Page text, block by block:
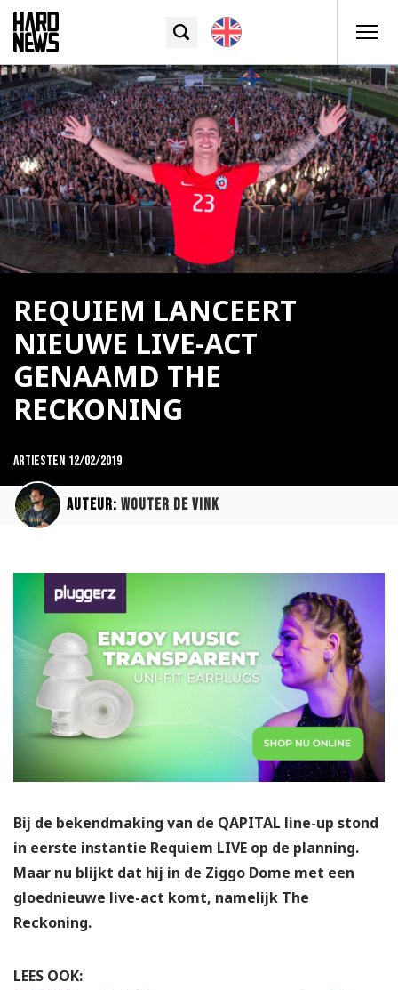
REQUIEM LANCEERT
NIEUWE LIVE-ACT
GENAAMD THE
RECKONING
Artiesten 12/02/2019
Auteur: Wouter de Vink
Bij de bekendmaking van de QAPITAL line-up stond
in eerste instantie Requiem LIVE op de planning.
Maar nu blijkt dat hij in de Ziggo Dome met een
gloednieuwe live-act komt, namelijk The
Reckoning.
LEES OOK: